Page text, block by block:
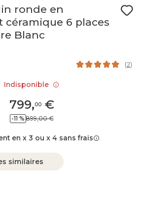
ronde en
6 places
Blanc
(2)
799,00€
-11 % 899,00 €
en x 3 ou x 4 sans frais
similaires